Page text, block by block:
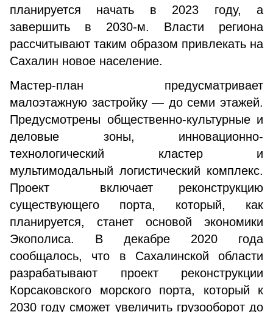
планируется начать в 2023 году, а
завершить в 2030-м. Власти региона
рассчитывают таким образом привлекать на
Сахалин новое население.
Мастер-план предусматривает
малоэтажную застройку — до семи этажей.
Предусмотрены общественно-культурные и
деловые зоны, инновационно-
технологический кластер и
мультимодальный логистический комплекс.
Проект включает реконструкцию
существующего порта, который, как
планируется, станет основой экономики
Экополиса. В декабре 2020 года
сообщалось, что в Сахалинской области
разрабатывают проект реконструкции
Корсаковского морского порта, который к
2030 году сможет увеличить грузооборот до